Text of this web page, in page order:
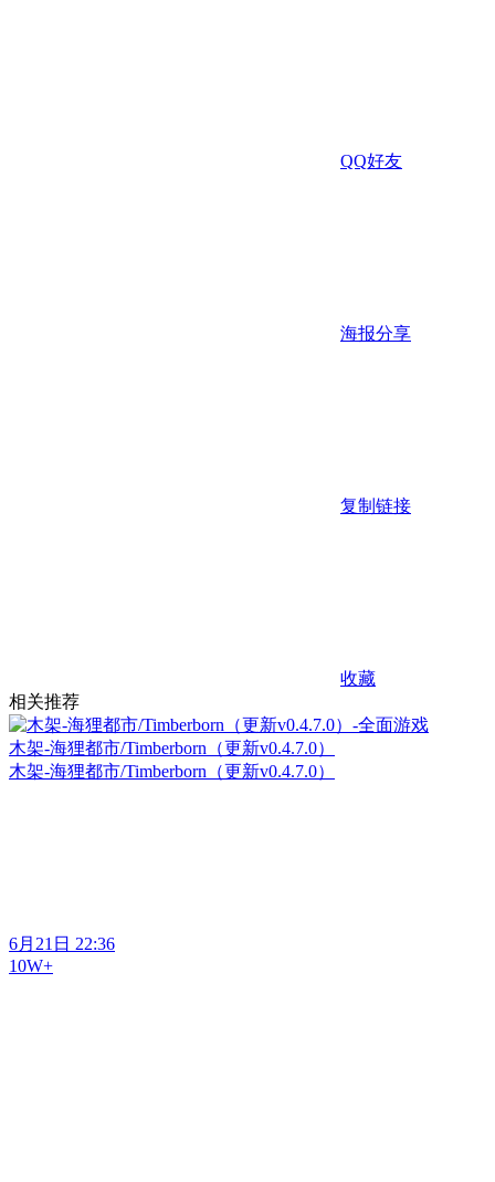
QQ好友
海报分享
复制链接
收藏
相关推荐
木架-海狸都市/Timberborn（更新v0.4.7.0）
木架-海狸都市/Timberborn（更新v0.4.7.0）
6月21日 22:36
10W+